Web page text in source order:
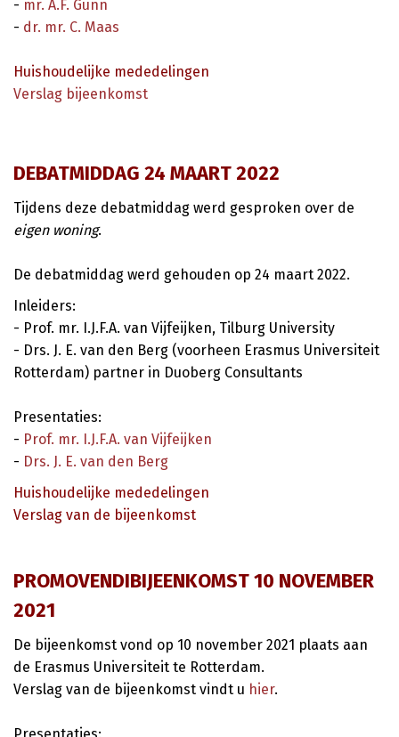
- mr. A.F. Gunn
- dr. mr. C. Maas
Huishoudelijke mededelingen
Verslag bijeenkomst
DEBATMIDDAG 24 MAART 2022
Tijdens deze debatmiddag werd gesproken over de
eigen woning.
De debatmiddag werd gehouden op 24 maart 2022.
Inleiders:
- Prof. mr. I.J.F.A. van Vijfeijken, Tilburg University
- Drs. J. E. van den Berg (voorheen Erasmus Universiteit
Rotterdam) partner in Duoberg Consultants
Presentaties:
- Prof. mr. I.J.F.A. van Vijfeijken
- Drs. J. E. van den Berg
Huishoudelijke mededelingen
Verslag van de bijeenkomst
PROMOVENDIBIJEENKOMST 10 NOVEMBER
2021
De bijeenkomst vond op 10 november 2021 plaats aan
de Erasmus Universiteit te Rotterdam.
Verslag van de bijeenkomst vindt u hier.